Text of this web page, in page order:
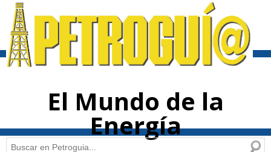
contenido
El Mundo de la
Energía
Buscar